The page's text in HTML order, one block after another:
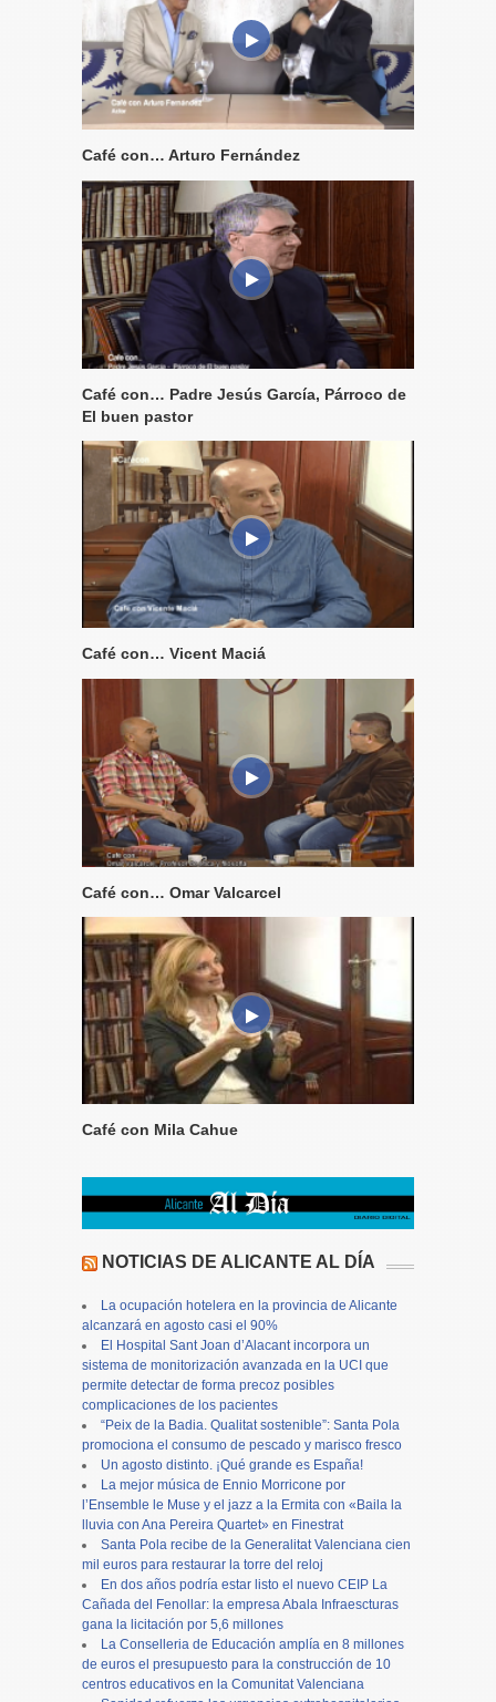
Café con… Arturo Fernández
Café con… Padre Jesús García, Párroco de
El buen pastor
Café con… Vicent Maciá
Café con… Omar Valcarcel
Café con Mila Cahue
NOTICIAS DE ALICANTE AL DÍA
La ocupación hotelera en la provincia de Alicante
alcanzará en agosto casi el 90%
El Hospital Sant Joan d’Alacant incorpora un
sistema de monitorización avanzada en la UCI que
permite detectar de forma precoz posibles
complicaciones de los pacientes
“Peix de la Badia. Qualitat sostenible”: Santa Pola
promociona el consumo de pescado y marisco fresco
Un agosto distinto. ¡Qué grande es España!
La mejor música de Ennio Morricone por
l’Ensemble le Muse y el jazz a la Ermita con «Baila la
lluvia con Ana Pereira Quartet» en Finestrat
Santa Pola recibe de la Generalitat Valenciana cien
mil euros para restaurar la torre del reloj
En dos años podría estar listo el nuevo CEIP La
Cañada del Fenollar: la empresa Abala Infraescturas
gana la licitación por 5,6 millones
La Conselleria de Educación amplía en 8 millones
de euros el presupuesto para la construcción de 10
centros educativos en la Comunitat Valenciana